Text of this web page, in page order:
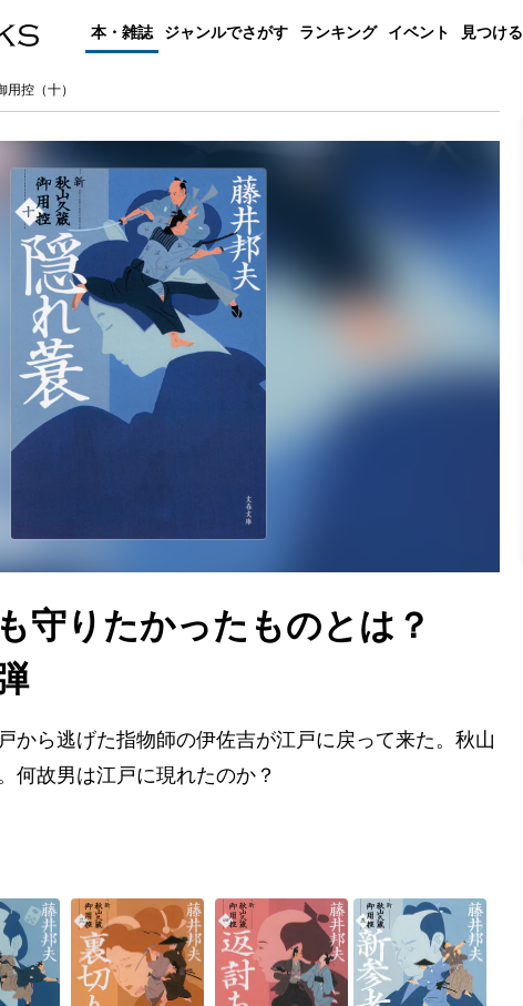
本・雑誌 ジャンルでさがす ランキング イベント 見つける
用控（十）
守りたかったものとは？
から逃げた指物師の伊佐吉が江戸に戻って来た。秋山
何故男は江戸に現れたのか？